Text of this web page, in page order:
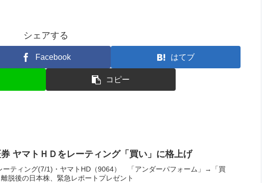
シェアする
Facebook はてブ
コピー
ヤマトＨＤをレーティング「買い」に格上げ
ーティング(7/1)・ヤマトHD（9064） 「アンダーパフォーム」→「買
脱後の日本株、緊急レポートプレゼント